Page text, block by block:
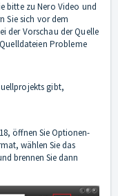
bitte zu Nero Video und
Sie sich vor dem
der Vorschau der Quelle
Probleme
gibt,
öffnen Sie Optionen-
wählen Sie das
brennen Sie dann